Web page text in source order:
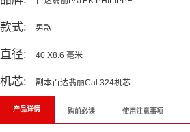
款式: 男款
直径: 40 X8.6 毫米
机芯: 副本百达翡丽Cal.324机芯
产品详情 购前必读 使用注意事项